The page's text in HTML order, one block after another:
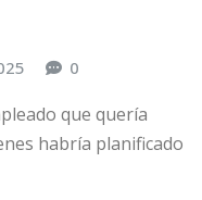
0
que quería
habría planificado